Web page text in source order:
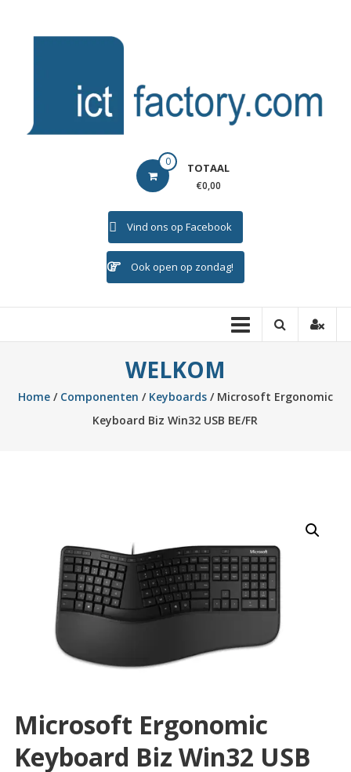
ICTFACTORY 0 TOTAAL
€0,00
Vind ons op Facebook
Ook open op zondag!
WELKOM
Home/ Componenten / Keyboards/ Microsoft Ergonomic
Keyboard Biz Win32 USB BE/FR
Microsoft Ergonomic
Keyboard Biz Win32 USB